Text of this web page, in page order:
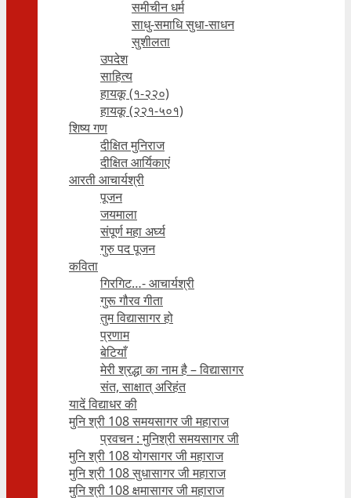
समीचीन धर्म
साधु-समाधि सुधा-साधन
सुशीलता
उपदेश
साहित्य
हायकू (१‍-२२०)
हायकू (२२१-५०१)
शिष्य गण
दीक्षित मुनिराज
दीक्षित आर्यिकाएं
आरती आचार्यश्री
पूजन
जयमाला
संपूर्ण महा अर्घ्य
गुरु पद पूजन
कविता
गिरगिट…- आचार्यश्री
गुरू गौरव गीता
तुम विद्यासागर हो
प्रणाम
बेटियाँ
मेरी श्रद्धा का नाम है – विद्यासागर
संत, साक्षात् अरिहंत
यादें विद्याधर की
मुनि श्री 108 समयसागर जी महाराज
प्रवचन : मुनिश्री समयसागर जी
मुनि श्री 108 योगसागर जी महाराज
मुनि श्री 108 सुधासागर जी महाराज
मुनि श्री 108 क्षमासागर जी महाराज